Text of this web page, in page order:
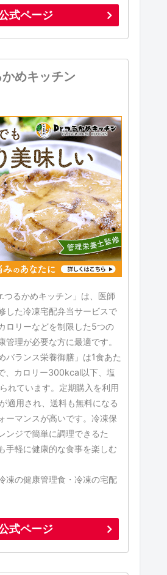
式ページ
めキッチン
つるかめキッチン」は、医師
した冷凍宅配弁当サービスで
ロリーなどを制限した5つの
管理が必要な方に最適です。
バランス栄養御膳」は1食あた
、カロリー300kcal以下、塩
れています。定期購入を利用
適用され、送料も無料になる
ーマンスが高いです。冷凍保
ンジで簡単に調理できるた
手軽に健康的な食事を楽しむ
凍の健康管理食・冷凍の宅配
式ページ